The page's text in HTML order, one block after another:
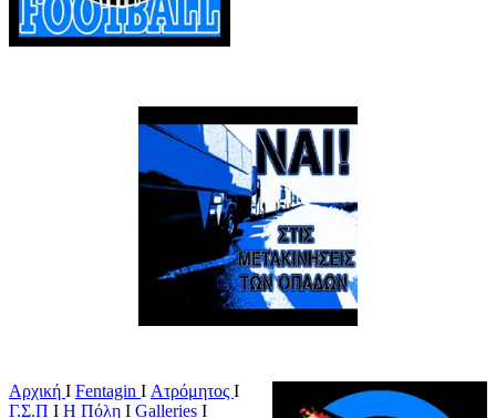
Αρχική Ι Fentagin I Ατρόμητος Ι
Γ.Σ.Π Ι Η Πόλη Ι Galleries I